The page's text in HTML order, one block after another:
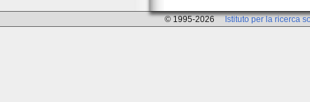
© 1995-2026 Istituto per la ricerca